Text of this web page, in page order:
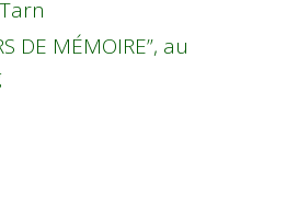
DE MÉMOIRE”, au